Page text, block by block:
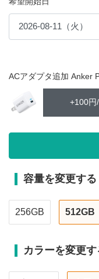
ACアダプタ追加 Anker
+100円
容量を変更する
256GB 512GB
カラーを変更す